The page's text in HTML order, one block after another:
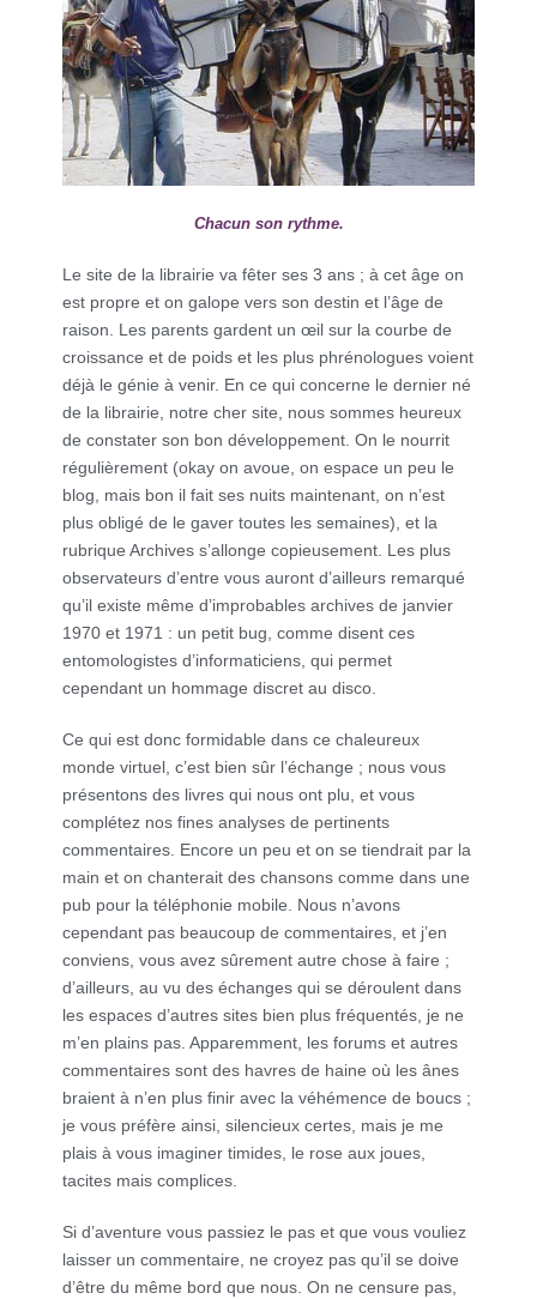
Chacun son rythme.
Le site de la librairie va fêter ses 3 ans ; à cet âge on
est propre et on galope vers son destin et l’âge de
raison. Les parents gardent un œil sur la courbe de
croissance et de poids et les plus phrénologues voient
déjà le génie à venir. En ce qui concerne le dernier né
de la librairie, notre cher site, nous sommes heureux
de constater son bon développement. On le nourrit
régulièrement (okay on avoue, on espace un peu le
blog, mais bon il fait ses nuits maintenant, on n’est
plus obligé de le gaver toutes les semaines), et la
rubrique Archives s’allonge copieusement. Les plus
observateurs d’entre vous auront d’ailleurs remarqué
qu’il existe même d’improbables archives de janvier
1970 et 1971 : un petit bug, comme disent ces
entomologistes d’informaticiens, qui permet
cependant un hommage discret au disco.
Ce qui est donc formidable dans ce chaleureux
monde virtuel, c’est bien sûr l’échange ; nous vous
présentons des livres qui nous ont plu, et vous
complétez nos fines analyses de pertinents
commentaires. Encore un peu et on se tiendrait par la
main et on chanterait des chansons comme dans une
pub pour la téléphonie mobile. Nous n’avons
cependant pas beaucoup de commentaires, et j’en
conviens, vous avez sûrement autre chose à faire ;
d’ailleurs, au vu des échanges qui se déroulent dans
les espaces d’autres sites bien plus fréquentés, je ne
m’en plains pas. Apparemment, les forums et autres
commentaires sont des havres de haine où les ânes
braient à n’en plus finir avec la véhémence de boucs ;
je vous préfère ainsi, silencieux certes, mais je me
plais à vous imaginer timides, le rose aux joues,
tacites mais complices.
Si d’aventure vous passiez le pas et que vous vouliez
laisser un commentaire, ne croyez pas qu’il se doive
d’être du même bord que nous. On ne censure pas,